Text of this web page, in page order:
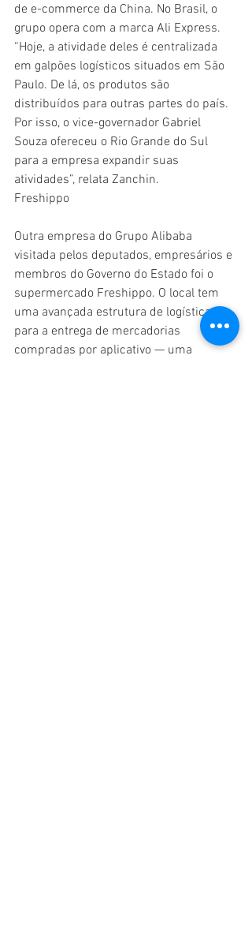
de e-commerce da China. No Brasil, o
grupo opera com a marca Ali Express.
“Hoje, a atividade deles é centralizada
em galpões logísticos situados em São
Paulo. De lá, os produtos são
distribuídos para outras partes do país.
Por isso, o vice-governador Gabriel
Souza ofereceu o Rio Grande do Sul
para a empresa expandir suas
atividades”, relata Zanchin.
Freshippo
Outra empresa do Grupo Alibaba
visitada pelos deputados, empresários e
membros do Governo do Estado foi o
supermercado Freshippo. O local tem
uma avançada estrutura de logística
para a entrega de mercadorias
compradas por aplicativo — uma